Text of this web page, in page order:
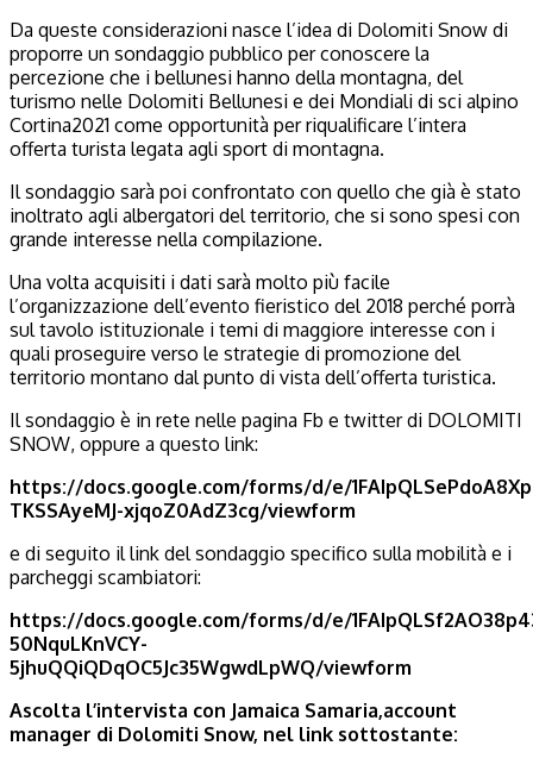
Da queste considerazioni nasce l’idea di Dolomiti Snow di
proporre un sondaggio pubblico per conoscere la
percezione che i bellunesi hanno della montagna, del
turismo nelle Dolomiti Bellunesi e dei Mondiali di sci alpino
Cortina2021 come opportunità per riqualificare l’intera
offerta turista legata agli sport di montagna.
Il sondaggio sarà poi confrontato con quello che già è stato
inoltrato agli albergatori del territorio, che si sono spesi con
grande interesse nella compilazione.
Una volta acquisiti i dati sarà molto più facile
l’organizzazione dell’evento fieristico del 2018 perché porrà
sul tavolo istituzionale i temi di maggiore interesse con i
quali proseguire verso le strategie di promozione del
territorio montano dal punto di vista dell’offerta turistica.
Il sondaggio è in rete nelle pagina Fb e twitter di DOLOMITI
SNOW, oppure a questo link:
https://docs.google.com/forms/d/e/
TKSSAyeMJ-xjqoZ0AdZ3cg/viewform
e di seguito il link del sondaggio specifico sulla mobilità e i
parcheggi scambiatori:
https://docs.google.com/forms/d/e/
50NquLKnVCY-
5jhuQQiQDqOC5Jc35WgwdLpWQ/viewform
Ascolta l’intervista con Jamaica Samaria,account
manager di Dolomiti Snow, nel link sottostante: